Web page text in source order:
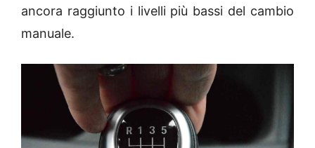
ancora raggiunto i livelli più bassi del cambio
manuale.